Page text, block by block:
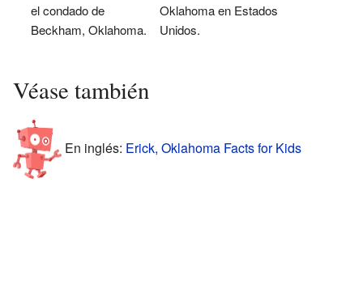
el condado de
Beckham, Oklahoma.
Oklahoma en Estados
Unidos.
Véase también
En inglés: Erick, Oklahoma Facts for Kids